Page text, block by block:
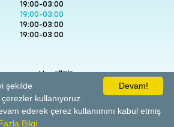
19:00-03:00
19:00-03:00
19:00-03:00
19:00-03:00
powered byallzin
Distance Selling Delivery & Return
Devam!
şekilde
kullanıyoruz.
ederek çerez kullanımını kabul etmiş
Bilgi